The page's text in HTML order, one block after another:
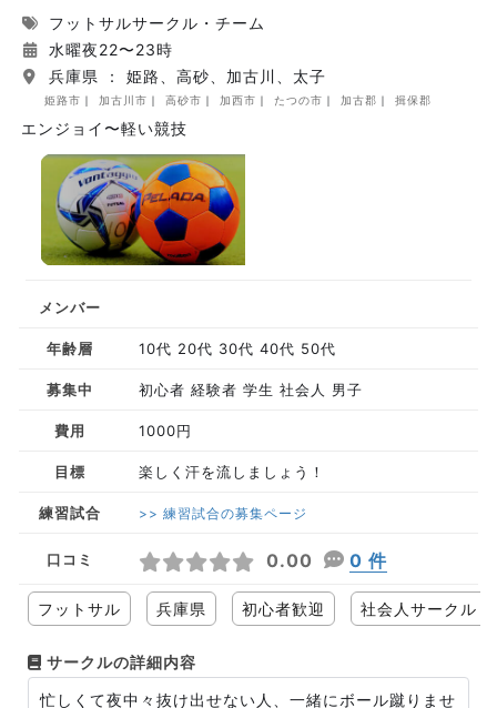
フットサルサークル・チーム
水曜夜22〜23時
兵庫県 ： 姫路、高砂、加古川、太子
姫路市 加古川市 高砂市 加西市 たつの市 加古郡 揖保郡
エンジョイ〜軽い競技
メンバー
年齢層 10代 20代 30代 40代 50代
募集中 初心者 経験者 学生 社会人 男子
費用 1000円
目標 楽しく汗を流しましょう！
練習試合 >> 練習試合の募集ページ
口コミ 0.00 0 件
フットサル 兵庫県 初心者歓迎 社会人サークル
サークルの詳細内容
忙しくて夜中々抜け出せない人、一緒にボール蹴りませ